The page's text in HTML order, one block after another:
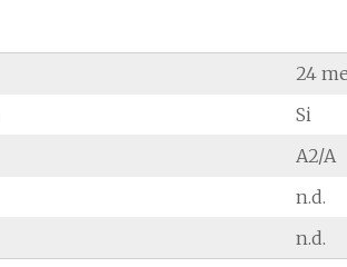
24
Si
A2/A
n.d.
n.d.